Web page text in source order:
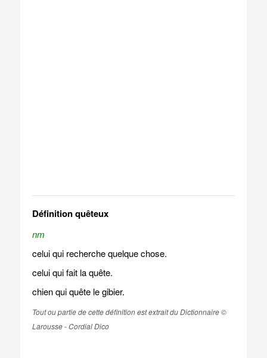
Définition quêteux
nm
celui qui recherche quelque chose.
celui qui fait la quête.
chien qui quête le gibier.
Tout ou partie de cette définition est extrait du Dictionnaire ©
Larousse - Cordial Dico